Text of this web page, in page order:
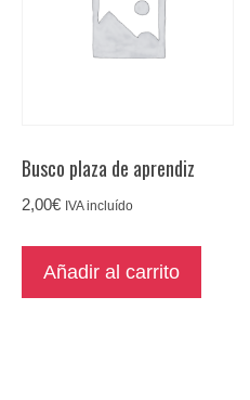
Busco plaza de aprendiz
2,00€ IVA incluído
Añadir al carrito